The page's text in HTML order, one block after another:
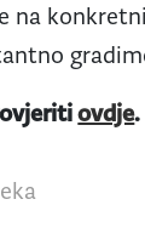
na
ovdje.